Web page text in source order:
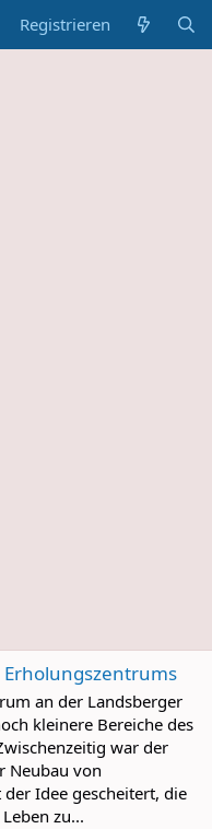
Registrieren
Erholungszentrums
an der Landsberger
kleinere Bereiche des
war der
Neubau von
Idee gescheitert, die
zu...